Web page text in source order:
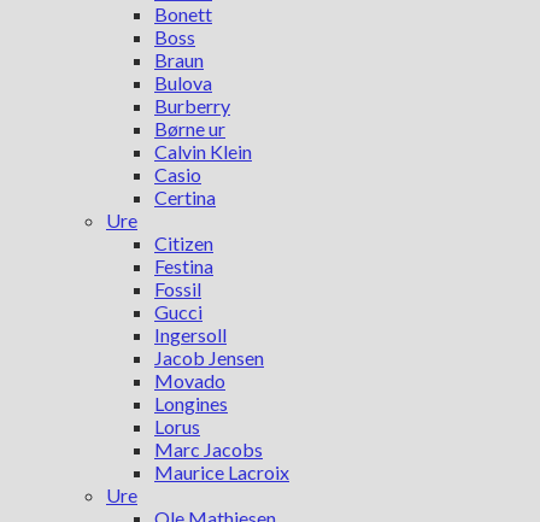
Bonett
Boss
Braun
Bulova
Burberry
Børne ur
Calvin Klein
Casio
Certina
Ure
Citizen
Festina
Fossil
Gucci
Ingersoll
Jacob Jensen
Movado
Longines
Lorus
Marc Jacobs
Maurice Lacroix
Ure